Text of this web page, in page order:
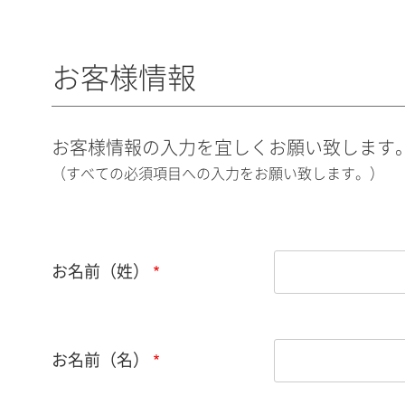
お客様情報
お客様情報の入力を宜しくお願い致します
（すべての必須項目への入力をお願い致します。）
お名前（姓）
お名前（名）